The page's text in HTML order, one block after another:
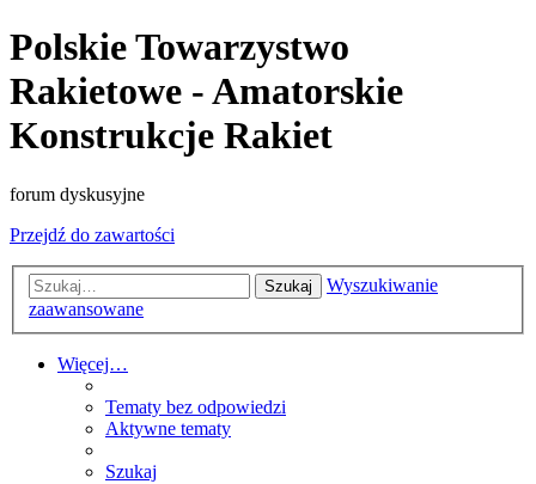
Polskie Towarzystwo
Rakietowe - Amatorskie
Konstrukcje Rakiet
forum dyskusyjne
Przejdź do zawartości
Szukaj
Wyszukiwanie
zaawansowane
Więcej…
Tematy bez odpowiedzi
Aktywne tematy
Szukaj